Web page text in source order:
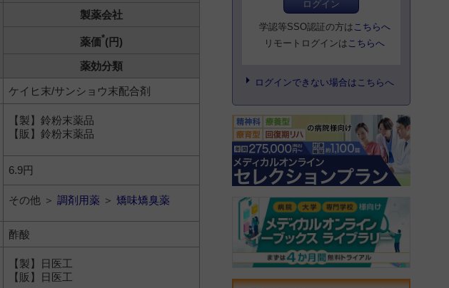
製薬会社
薬価*(円)
薬効分類
ケイヒ末/サンショウ末配合剤
【製】鈴粉末薬品
【販】鈴粉末薬品
6.9円
その他 ＞ 調剤用薬 ＞ 矯味矯臭薬
酢酸
【製】日医工
【販】日医工
ログイン
学認等SSO認証の方は こちらへ
リモートログインは こちらへ
ログインできない場合はこちらへ